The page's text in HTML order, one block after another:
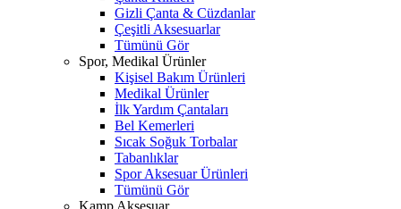
Gizli Çanta & Cüzdanlar
Çeşitli Aksesuarlar
Tümünü Gör
Spor, Medikal Ürünler
Kişisel Bakım Ürünleri
Medikal Ürünler
İlk Yardım Çantaları
Bel Kemerleri
Sıcak Soğuk Torbalar
Tabanlıklar
Spor Aksesuar Ürünleri
Tümünü Gör
Kamp Aksesuar